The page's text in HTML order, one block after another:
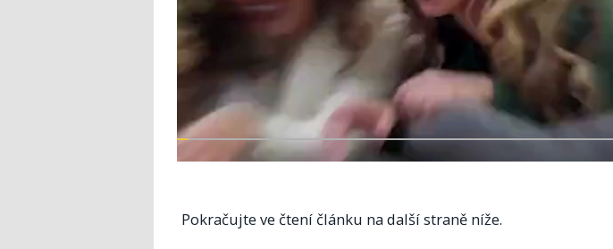
Pokračujte ve čtení článku na další straně níže.